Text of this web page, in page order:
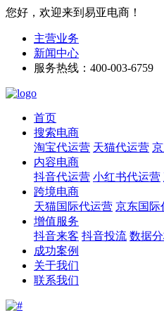
您好，欢迎来到易亚电商！
主营业务
新闻中心
服务热线：400-003-6759
首页
搜索电商
淘宝代运营 天猫代运营
内容电商
抖音代运营 小红书代运营
跨境电商
天猫国际代运营 京东国际
增值服务
抖音来客 抖音投流 数据
成功案例
关于我们
联系我们